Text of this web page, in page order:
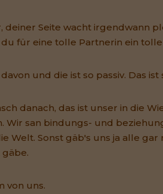
deiner Seite wacht irgendwann
du für eine tolle Partnerin ein
und die ist so passiv. Das ist
danach, das ist unser in die
Wir san bindungs- und
Welt. Sonst gäb's uns ja alle gar
gäbe.
von uns.